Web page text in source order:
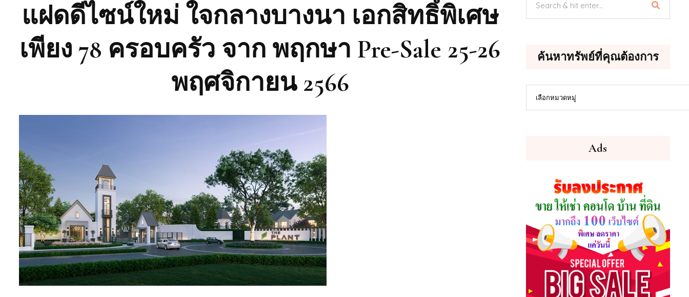
แฝดดีไซน์ใหม่ ใจกลางบางนา เอกสิทธิ์พิเศษ
เพียง 78 ครอบครัว จาก พฤกษา Pre-Sale 25-26
พฤศจิกายน 2566
ค้นหาทรัพย์ที่คุณต้องการ
เลือกหมวดหมู่
Ads